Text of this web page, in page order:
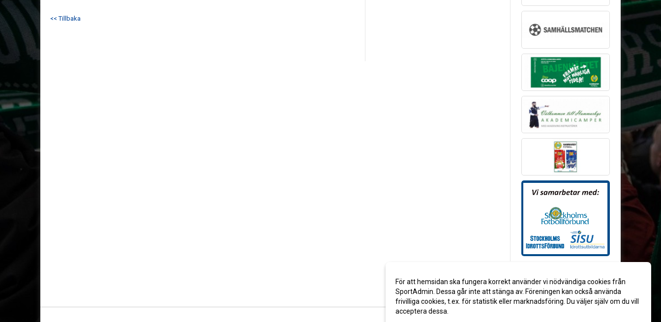
<< Tillbaka
För att hemsidan ska fungera korrekt använder vi nödvändiga cookies från
SportAdmin. Dessa går inte att stänga av. Föreningen kan också använda
frivilliga cookies, t.ex. för statistik eller marknadsföring. Du väljer själv om du vill
acceptera dessa.